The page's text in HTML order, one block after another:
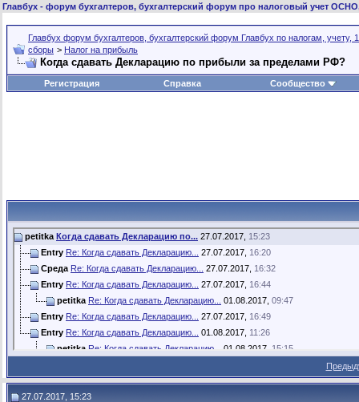
Главбух - форум бухгалтеров, бухгалтерский форум про налоговый учет
Главбух форум бухгалтеров, бухгалтерский форум Главбух по налогам, учету,
сборы > Налог на прибыль
Когда сдавать Декларацию по прибыли за пределами РФ?
Регистрация Справка Сообщество
petitka Когда сдавать Декларацию по... 27.07.2017, 15:23
Entry Re: Когда сдавать Декларацию... 27.07.2017, 16:20
Среда Re: Когда сдавать Декларацию... 27.07.2017, 16:32
Entry Re: Когда сдавать Декларацию... 27.07.2017, 16:44
petitka Re: Когда сдавать Декларацию... 01.08.2017, 09:47
Entry Re: Когда сдавать Декларацию... 27.07.2017, 16:49
Entry Re: Когда сдавать Декларацию... 01.08.2017, 11:26
petitka Re: Когда сдавать Декларацию... 01.08.2017, 15:15
27.07.2017, 15:23